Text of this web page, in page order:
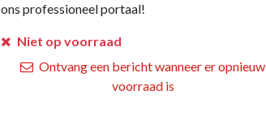
ons professioneel portaal!
Niet op voorraad
Ontvang een bericht wanneer er opnieuw
voorraad is